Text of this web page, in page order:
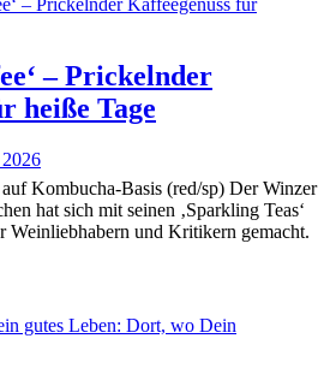
– Prickelnder
heiße Tage
Kombucha-Basis (red/sp) Der Winzer
hat sich mit seinen ‚Sparkling Teas‘
Weinliebhabern und Kritikern gemacht.